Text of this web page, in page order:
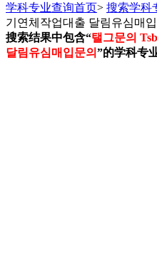
学科专业查询首页> 搜索学科
기연체작업대출 달림유심매입
搜索结果中包含“탤그문의
달림유심매입문의 ”的学科专